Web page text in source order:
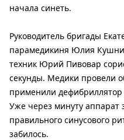
начала синеть.
Руководитель бригады
парамедикиня Юлия
техник Юрий Пивовар
секунды. Медики провели
применили дефибриллятор
Уже через минуту аппарат
правильного синусового
забилось.